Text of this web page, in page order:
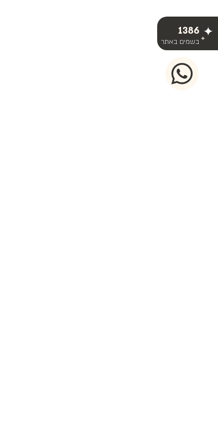
1386
בשמים באתר